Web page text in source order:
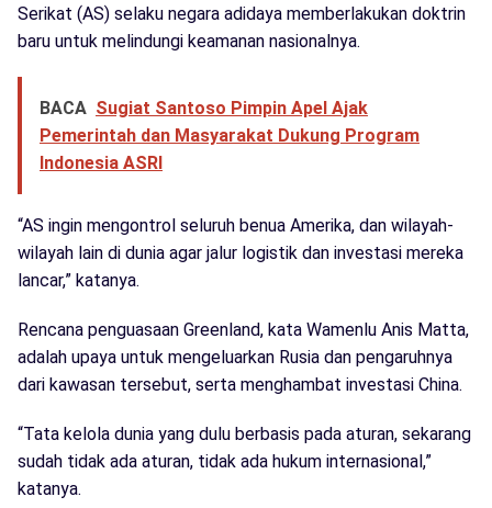
Serikat (AS) selaku negara adidaya memberlakukan doktrin
baru untuk melindungi keamanan nasionalnya.
BACA Sugiat Santoso Pimpin Apel Ajak
Pemerintah dan Masyarakat Dukung Program
Indonesia ASRI
“AS ingin mengontrol seluruh benua Amerika, dan wilayah-
wilayah lain di dunia agar jalur logistik dan investasi mereka
lancar,” katanya.
Rencana penguasaan Greenland, kata Wamenlu Anis Matta,
adalah upaya untuk mengeluarkan Rusia dan pengaruhnya
dari kawasan tersebut, serta menghambat investasi China.
“Tata kelola dunia yang dulu berbasis pada aturan, sekarang
sudah tidak ada aturan, tidak ada hukum internasional,”
katanya.